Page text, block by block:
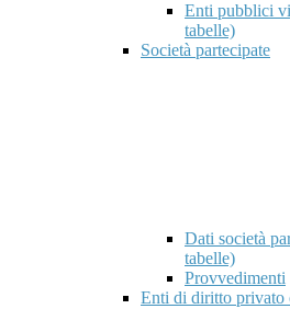
Enti pubblici
tabelle)
Società partecipate
Dati società
tabelle)
Provvedimenti
Enti di diritto privato